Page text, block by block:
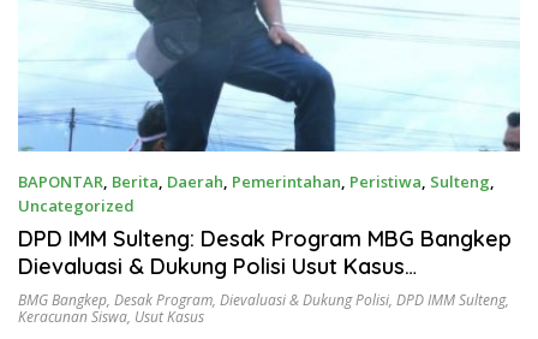
BAPONTAR, Berita, Daerah, Pemerintahan, Peristiwa, Sulteng,
Uncategorized
Oktober 3, 2025
DPD IMM Sulteng: Desak Program MBG Bangkep
Dievaluasi & Dukung Polisi Usut Kasus
Keracunan Siswa
BMG Bangkep, Desak Program, Dievaluasi & Dukung Polisi, DPD IMM Sulteng,
Keracunan Siswa, Usut Kasus